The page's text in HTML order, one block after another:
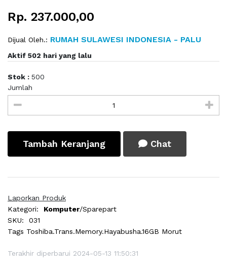
Rp. 237.000,00
Dijual Oleh.: RUMAH SULAWESI INDONESIA - PALU
Aktif 502 hari yang lalu
Stok : 500
Jumlah
Tambah Keranjang Chat
Laporkan Produk
Kategori:
Komputer/Sparepart
SKU:
031
Tags Toshiba.Trans.Memory.Hayabusha.16GB Morut
Terakhir diperbarui 2024-05-13 11:50:31